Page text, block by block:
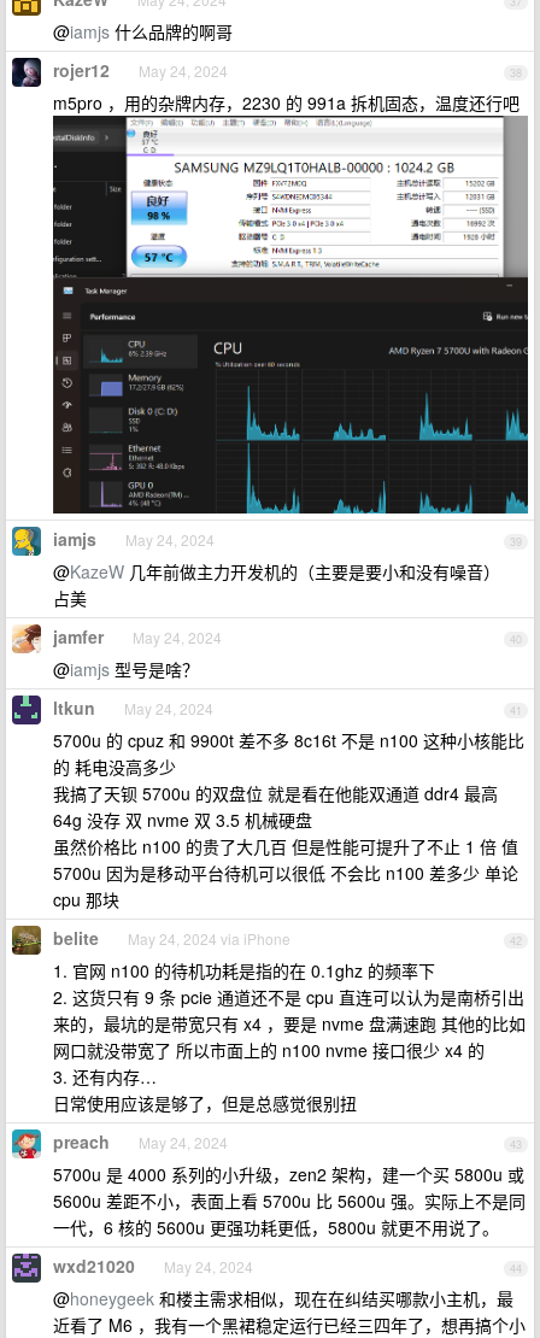
@iamjs 什么品牌的啊哥
38
rojer12 May 24, 2024
m5pro ，用的杂牌内存，2230 的 991a 拆机固态，温度还行吧
39
iamjs May 24, 2024
@KazeW 几年前做主力开发机的（主要是要小和没有噪音）
占美
40
jamfer May 24, 2024
@iamjs 型号是啥？
41
ltkun May 24, 2024
5700u 的 cpuz 和 9900t 差不多 8c16t 不是 n100 这种小核能比
的 耗电没高多少
我搞了天钡 5700u 的双盘位 就是看在他能双通道 ddr4 最高
64g 没存 双 nvme 双 3.5 机械硬盘
虽然价格比 n100 的贵了大几百 但是性能可提升了不止 1 倍 值
5700u 因为是移动平台待机可以很低 不会比 n100 差多少 单论
cpu 那块
42
belite May 24, 2024 via iPhone
1. 官网 n100 的待机功耗是指的在 0.1ghz 的频率下
2. 这货只有 9 条 pcie 通道还不是 cpu 直连可以认为是南桥引出
来的，最坑的是带宽只有 x4 ，要是 nvme 盘满速跑 其他的比如
网口就没带宽了 所以市面上的 n100 nvme 接口很少 x4 的
3. 还有内存…
日常使用应该是够了，但是总感觉很别扭
43
preach May 24, 2024
5700u 是 4000 系列的小升级，zen2 架构，建一个买 5800u 或
5600u 差距不小，表面上看 5700u 比 5600u 强。实际上不是同
一代，6 核的 5600u 更强功耗更低，5800u 就更不用说了。
44
wxd21020 May 24, 2024
@honeygeek 和楼主需求相似，现在在纠结买哪款小主机，最
近看了 M6 ，我有一个黑裙稳定运行已经三四年了，想再搞个小